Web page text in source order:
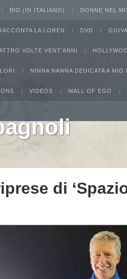
BIO (IN ITALIANO) DONNE NEL
LA LOREN DVD
VOLTE VENT’ANNI
NINNA NANNA DEDICATA A MIO
VIDEOS WALL OF EGO
di